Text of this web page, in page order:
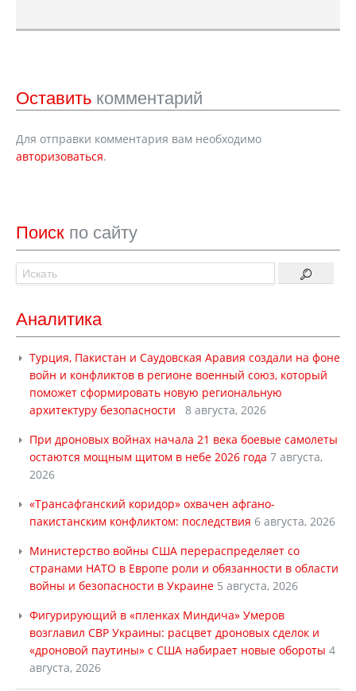
Оставить комментарий
Для отправки комментария вам необходимо
авторизоваться.
Поиск по сайту
Аналитика
Турция, Пакистан и Саудовская Аравия создали на фоне
войн и конфликтов в регионе военный союз, который
поможет сформировать новую региональную
архитектуру безопасности
8 августа, 2026
При дроновых войнах начала 21 века боевые самолеты
остаются мощным щитом в небе 2026 года 7 августа,
2026
«Трансафганский коридор» охвачен афгано-
пакистанским конфликтом: последствия 6 августа, 2026
Министерство войны США перераспределяет со
странами НАТО в Европе роли и обязанности в области
войны и безопасности в Украине 5 августа, 2026
Фигурирующий в «пленках Миндича» Умеров
возглавил СВР Украины: расцвет дроновых сделок и
«дроновой паутины» с США набирает новые обороты 4
августа, 2026